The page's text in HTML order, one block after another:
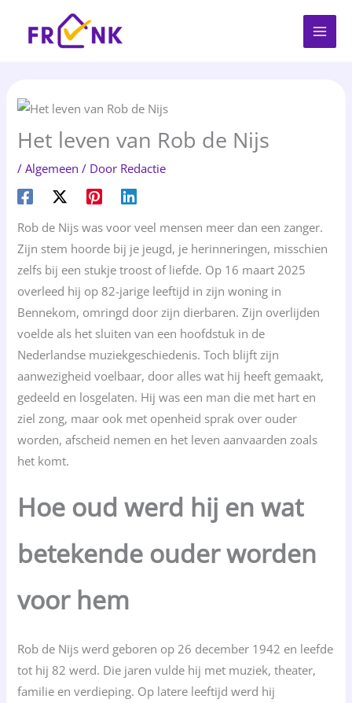
Het leven van Rob de Nijs
/Algemeen / Door Redactie
Rob de Nijs was voor veel mensen meer dan een zanger.
Zijn stem hoorde bij je jeugd, je herinneringen, misschien
zelfs bij een stukje troost of liefde. Op 16 maart 2025
overleed hij op 82-jarige leeftijd in zijn woning in
Bennekom, omringd door zijn dierbaren. Zijn overlijden
voelde als het sluiten van een hoofdstuk in de
Nederlandse muziekgeschiedenis. Toch blijft zijn
aanwezigheid voelbaar, door alles wat hij heeft gemaakt,
gedeeld en losgelaten. Hij was een man die met hart en
ziel zong, maar ook met openheid sprak over ouder
worden, afscheid nemen en het leven aanvaarden zoals
het komt.
Hoe oud werd hij en wat
betekende ouder worden
voor hem
Rob de Nijs werd geboren op 26 december 1942 en leefde
tot hij 82 werd. Die jaren vulde hij met muziek, theater,
familie en verdieping. Op latere leeftijd werd hij